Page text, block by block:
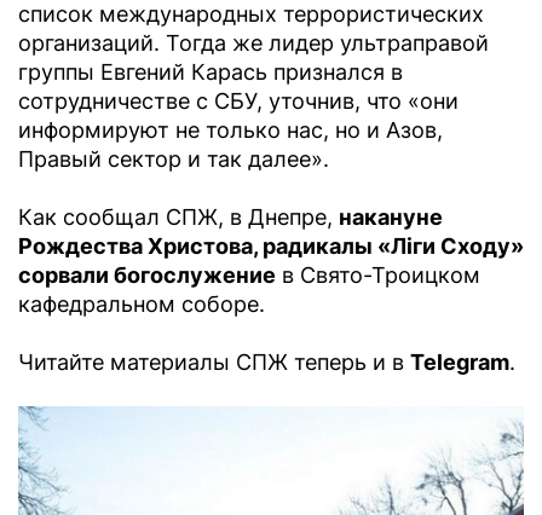
список международных террористических
организаций. Тогда же лидер ультраправой
группы Евгений Карась признался в
сотрудничестве с СБУ, уточнив, что «они
информируют не только нас, но и Азов,
Правый сектор и так далее».
Как сообщал СПЖ, в Днепре, накануне
Рождества Христова, радикалы «Ліги Сходу»
сорвали богослужение в Свято-Троицком
кафедральном соборе.
Читайте материалы СПЖ теперь и в Telegram.